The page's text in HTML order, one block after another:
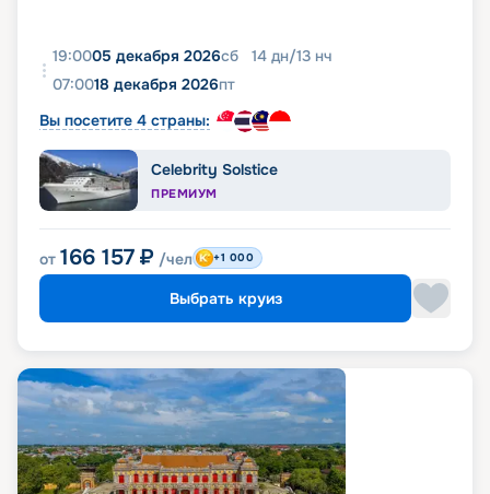
19:0005 декабря 2026сб 14 дн/13 нч
07:0018 декабря 2026пт
Вы посетите 4 страны:
Celebrity Solstice
ПРЕМИУМ
от 166 157 ₽ /чел +1 000
Выбрать круиз